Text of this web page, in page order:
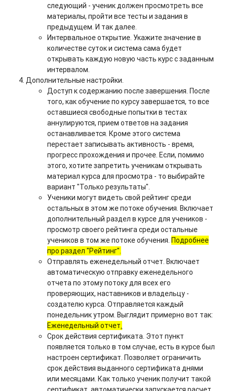
следующий - ученик должен просмотреть все
материалы, пройти все тесты и задания в
предыдущем. И так далее.
Интервальное открытие. Укажите значение в
количестве суток и система сама будет
открывать каждую новую часть курс с заданным
интервалом.
Дополнительные настройки.
Доступ к содержанию после завершения. После
того, как обучение по курсу завершается, то все
оставшиеся свободные попытки в тестах
аннулируются, прием ответов на задания
останавливается. Кроме этого система
перестает записывать активность - время,
прогресс прохождения и прочее. Если, помимо
этого, хотите запретить ученикам открывать
материал курса для просмотра - то выбирайте
вариант "Только результаты".
Ученики могут видеть свой рейтинг среди
остальных в этом же потоке обучения. Включает
дополнительный раздел в курсе для учеников -
просмотр своего рейтинга среди остальные
учеников в том же потоке обучения.Подробнее
про раздел "Рейтинг".
Отправлять еженедельный отчет. Включает
автоматическую отправку еженедельного
отчета по этому потоку для всех его
проверяющих, наставников и владельцу -
создателю курса. Отправляется каждый
понедельник утром. Выглядит примерно вот так:
Еженедельный отчет.
Срок действия сертификата. Этот пункт
появляется только в том случае, есть в курсе был
настроен сертификат. Позволяет ограничить
срок действия выданного сертификата днями
или месяцами. Как только ученик получит такой